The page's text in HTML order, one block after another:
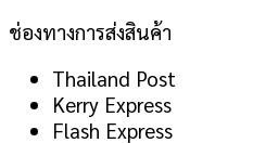
ช่องทางการส่งสินค้า
Thailand Post
Kerry Express
Flash Express